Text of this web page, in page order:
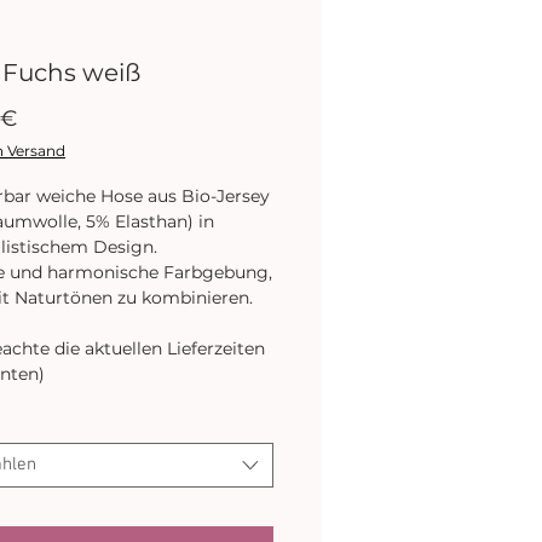
weiß
Preis
Versand
weiche Hose aus Bio-Jersey
5% Elasthan) in
Design.
und harmonische Farbgebung,
Naturtönen zu kombinieren.
die aktuellen Lieferzeiten